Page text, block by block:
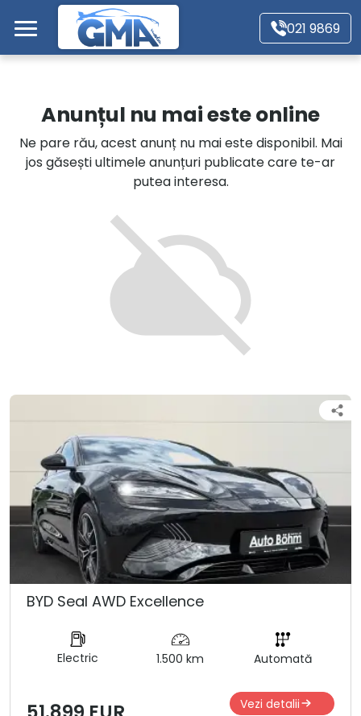
Mergi direct la conținutul principal
021 9869
Autoturisme
Motociclete
Autoutilitare
Alte tipuri vehicule
Anunțul nu mai este online
Ne pare rău, acest anunț nu mai este disponibil. Mai
jos găsești ultimele anunțuri publicate care te-ar
putea interesa.
BYD Seal AWD Excellence
Electric 1.500 km Automată
Vezi detalii